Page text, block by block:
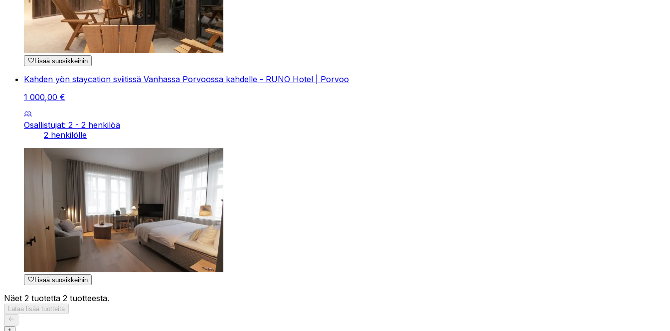
Lisää suosikkeihin
Kahden yön staycation sviitissä Vanhassa Porvoossa kahdelle - RUNO Hotel | Porvoo
1 000,00 €
Osallistujat: 2 - 2 henkilöä
2 henkilölle
Lisää suosikkeihin
Näet 2 tuotetta 2 tuotteesta.
Lataa lisää tuotteita